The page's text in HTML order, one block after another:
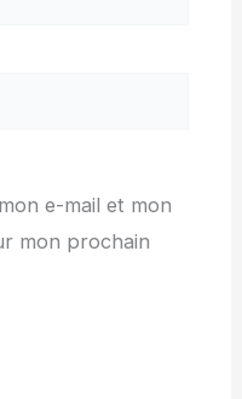
e-mail et mon
mon prochain